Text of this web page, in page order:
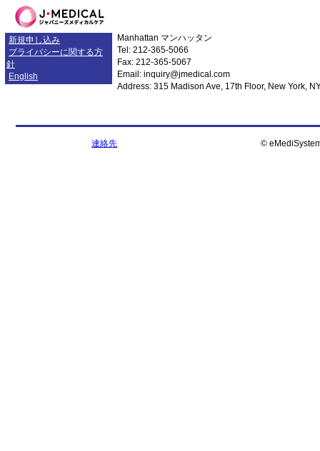
新規申し込み
プライバシーに関する方
針
English
Manhattan マンハッタン
Tel: 212-365-5066
Fax: 212-365-5067
Email: inquiry@jmedical.com
Address: 315 Madison Ave, 17th Floor, New York,
連絡先 ©